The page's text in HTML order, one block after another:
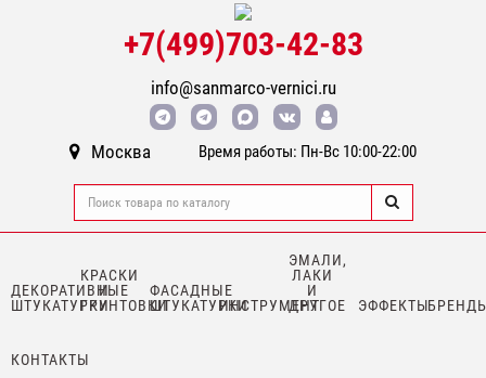
+7(499)703-42-83
info@sanmarco-vernici.ru
Москва Время работы: Пн-Вс 10:00-22:00
ДЕКОРАТИВНЫЕ
ШТУКАТУРКИ
КРАСКИ
И
ГРУНТОВКИ
ФАСАДНЫЕ
ШТУКАТУРКИИНСТРУМЕНТ
ЭМАЛИ,
ЛАКИ
И
ДРУГОЕ
ЭФФЕКТЫ
КОНТАКТЫ